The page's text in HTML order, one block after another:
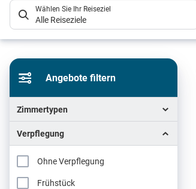
Wählen Sie Ihr Reiseziel
Alle Reiseziele
Angebote filtern
Zimmertypen
Verpflegung
Ohne Verpflegung
Frühstück